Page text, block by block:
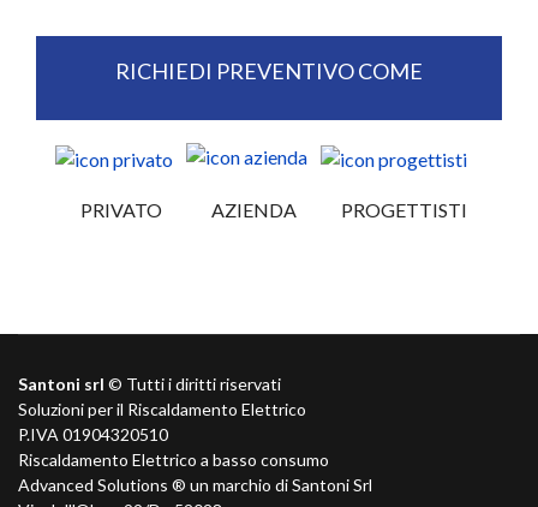
RICHIEDI PREVENTIVO COME
PRIVATO AZIENDA PROGETTISTI
Santoni srl © Tutti i diritti riservati
Soluzioni per il Riscaldamento Elettrico
P.IVA 01904320510
Riscaldamento Elettrico a basso consumo
Advanced Solutions ® un marchio di Santoni Srl